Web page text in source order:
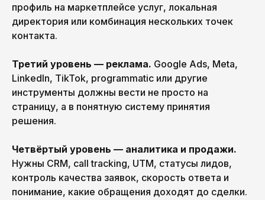
профиль на маркетплейсе услуг, локальная
директория или комбинация нескольких точек
контакта.
Третий уровень — реклама. Google Ads, Meta,
LinkedIn, TikTok, programmatic или другие
инструменты должны вести не просто на
страницу, а в понятную систему принятия
решения.
Четвёртый уровень — аналитика и продажи.
Нужны CRM, call tracking, UTM, статусы лидов,
контроль качества заявок, скорость ответа и
понимание, какие обращения доходят до сделки.